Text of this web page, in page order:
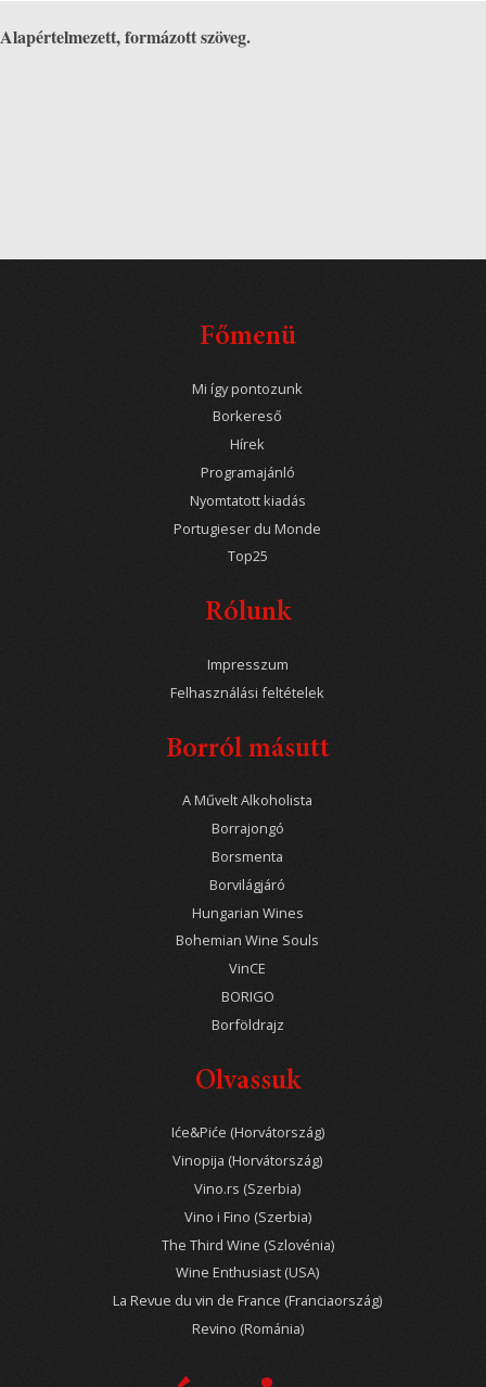
Alapértelmezett, formázott szöveg.
Főmenü
Mi így pontozunk
Borkereső
Hírek
Programajánló
Nyomtatott kiadás
Portugieser du Monde
Top25
Rólunk
Impresszum
Felhasználási feltételek
Borról másutt
A Művelt Alkoholista
Borrajongó
Borsmenta
Borvilágjáró
Hungarian Wines
Bohemian Wine Souls
VinCE
BORIGO
Borföldrajz
Olvassuk
Iće&Piće (Horvátország)
Vinopija (Horvátország)
Vino.rs (Szerbia)
Vino i Fino (Szerbia)
The Third Wine (Szlovénia)
Wine Enthusiast (USA)
La Revue du vin de France (Franciaország)
Revino (Románia)